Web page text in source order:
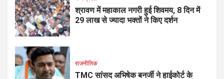
श्रावण में महाकाल नगरी हुई शिवमय, 8 दिन में
29 लाख से ज्यादा भक्तों ने किए दर्शन
राजनीतिक
TMC सांसद अभिषेक बनर्जी ने हाईकोर्ट के